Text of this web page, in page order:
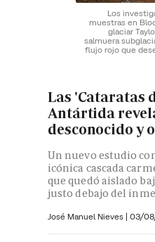
Los
muestras en
glaciar
salmuera
flujo rojo que
Las 'Cataratas
Antártida
desconocido y
Un nuevo estudio
icónica cascada
que quedó aislado
justo debajo del
José Manuel Nieves | 03/